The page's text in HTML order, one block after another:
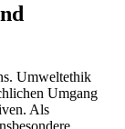
Umweltethik
Umgang
Als